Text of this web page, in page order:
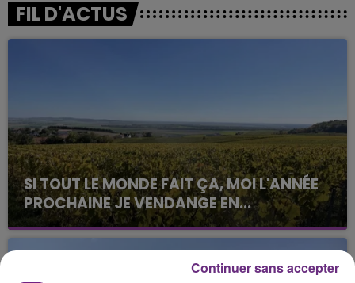
FIL D'ACTUS
SI TOUT LE MONDE FAIT ÇA, MOI L'ANNÉE
PROCHAINE JE VENDANGE EN...
La vendange en Champagne a débuté ce jeudi 6
août dans la commune de Montgueux (Aube). Du
Continuer sans accepter